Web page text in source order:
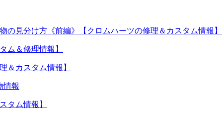
見分け方《前編》【クロムハーツの修理＆カスタム情報】
ム＆修理情報】
＆カスタム情報】
情報
タム情報】